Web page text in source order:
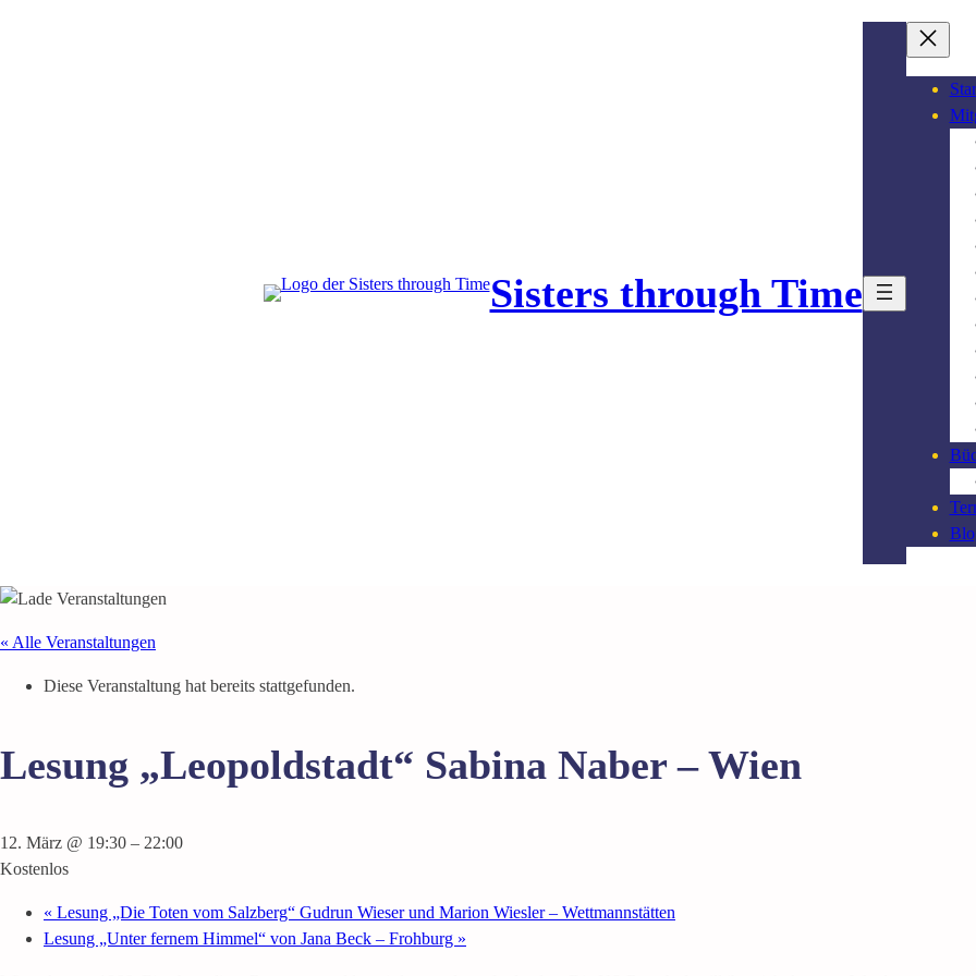
Sisters through Time
« Alle Veranstaltungen
Diese Veranstaltung hat bereits stattgefunden.
Lesung „Leopoldstadt“ Sabina Naber – Wien
12. März @ 19:30 – 22:00
Kostenlos
« Lesung „Die Toten vom Salzberg“ Gudrun Wieser und Marion Wiesler – Wettmannstätten
Lesung „Unter fernem Himmel“ von Jana Beck – Frohburg »